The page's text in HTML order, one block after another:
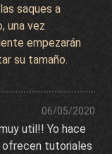
saques a
una vez
empezarán
su tamaño.
06/05/2020
util!! Yo hace
ofrecen tutoriales